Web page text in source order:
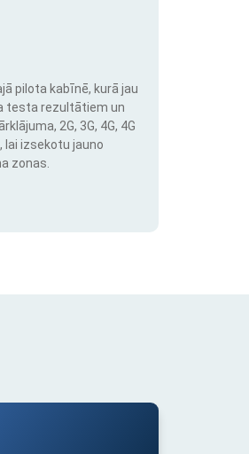
pilota kabīnē, kurā jau
testa rezultātiem un
2G, 3G, 4G, 4G
lai izsekotu jauno
zonas.